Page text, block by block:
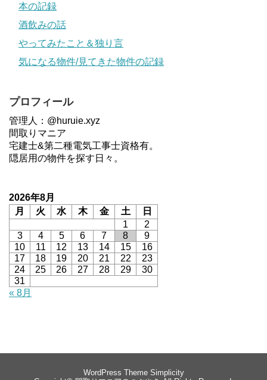
本の記録
酒飲みの話
やってみたこと＆独り言
気になる物件/見てきた物件の記録
プロフィール
管理人：@huruie.xyz
間取りマニア
宅建士&第二種電気工事士資格有。
隠居用の物件を探す日々。
2026年8月
月
火 水 木 金 土
日
1
2
3
4 5 6 7 8
9
10
11 12 13 14 15
16
17
18 19 20 21 22
23
24
25 26 27 28 29
30
31
« 8月
WordPress Theme Simplicity